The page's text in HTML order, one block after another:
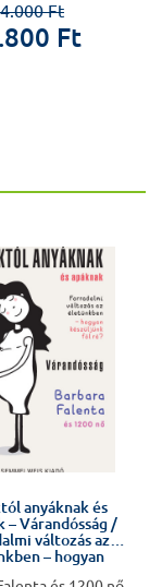
4.000 Ft
Ft
anyáknak és
– Várandósság /
változás az
– hogyan